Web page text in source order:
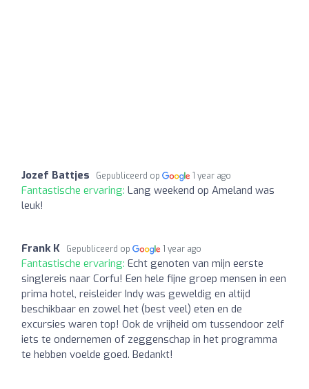
Jozef Battjes Gepubliceerd op 1 year ago
Fantastische ervaring: Lang weekend op Ameland was
leuk!
Frank K Gepubliceerd op 1 year ago
Fantastische ervaring: Echt genoten van mijn eerste
singlereis naar Corfu! Een hele fijne groep mensen in een
prima hotel, reisleider Indy was geweldig en altijd
beschikbaar en zowel het (best veel) eten en de
excursies waren top! Ook de vrijheid om tussendoor zelf
iets te ondernemen of zeggenschap in het programma
te hebben voelde goed. Bedankt!